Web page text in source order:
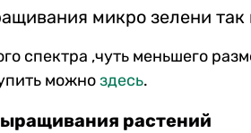
микро зелени
спектра ,чуть меньшего
можноздесь.
растений